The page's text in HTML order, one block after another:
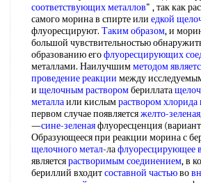
соответствующих металлов" , так как
самого морина в спирте или едкой
флуоресцируют. Таким образом, и
большой чувствительностью
образованию егофлуоресцирующих
металлами. Наилучшимметодом
проведение реакции между
и щелочным растворомбериллата
металлаили кислымраствором
первом случае появляетсяжелто-зеленая
—сине-зеленаяфлуоресценция
Образующееся при реакции морина с
щелочного метал-лафлуоресцирующее
являетсярастворимым соединением, в
бериллий входитсоставной частьюво